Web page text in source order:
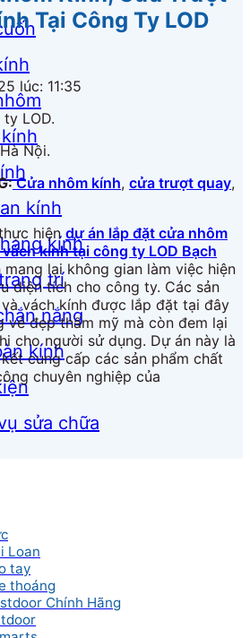
kính
kính
trí
nắng
kính
sửa chữa
Loan
tay
thoáng
Chính Hãng
Tại Công Ty LOD
lúc: 11:35
LOD.
Nội.
Cửa nhôm kính, cửa trượt quay,
hiện dự án lắp đặt cửa nhôm
kính tại công ty LOD Bạch
lại không gian làm việc hiện
diện tích cho công ty. Các sản
vách kính được lắp đặt tại đây
vẻ đẹp thẩm mỹ mà còn đem lại
cho người sử dụng. Dự án này là
cung cấp các sản phẩm chất
chuyên nghiệp của